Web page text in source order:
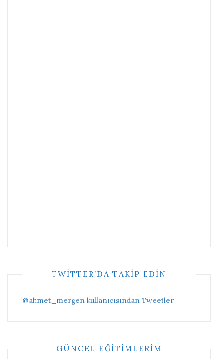
TWITTER’DA TAKIP EDIN
@ahmet_mergen kullanıcısından Tweetler
GÜNCEL EĞITIMLERIM